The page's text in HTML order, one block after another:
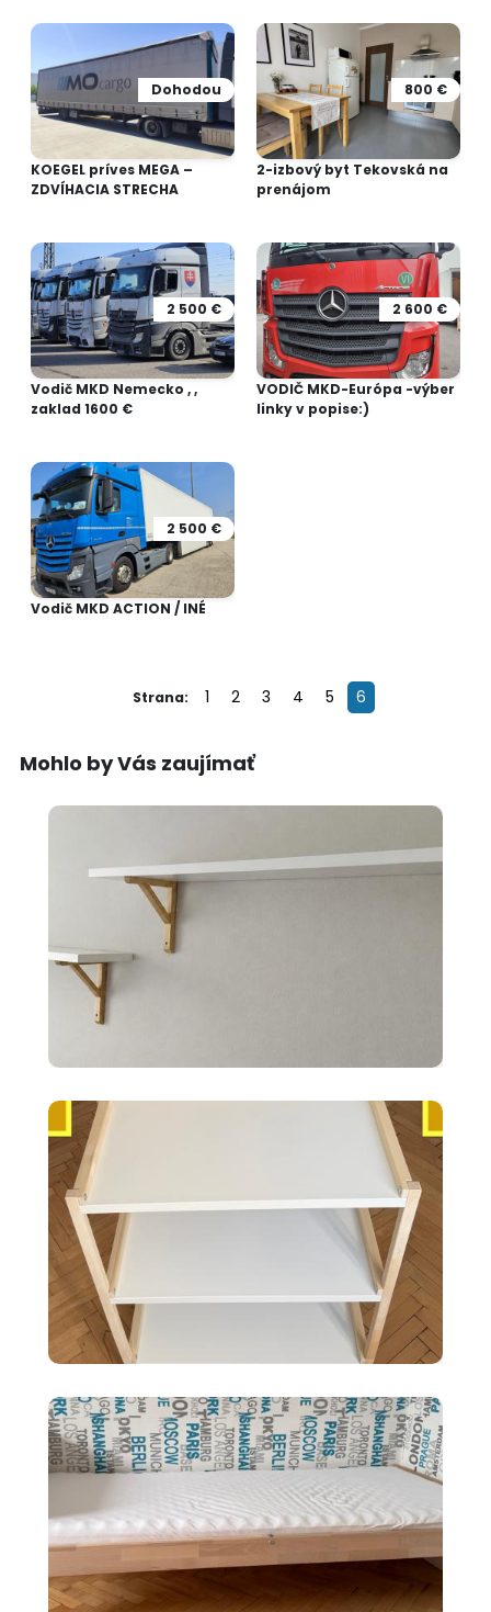
Dohodou
KOEGEL príves MEGA –
ZDVÍHACIA STRECHA
800 €
2-izbový byt Tekovská na
prenájom
2 500 €
Vodič MKD Nemecko , ,
zaklad 1600 €
2 600 €
VODIČ MKD-Európa -výber
linky v popise:)
2 500 €
Vodič MKD ACTION / INÉ
Strana: 1 2 3 4 5 6
Mohlo by Vás zaujímať
biele 120X20cm
policový diel BI